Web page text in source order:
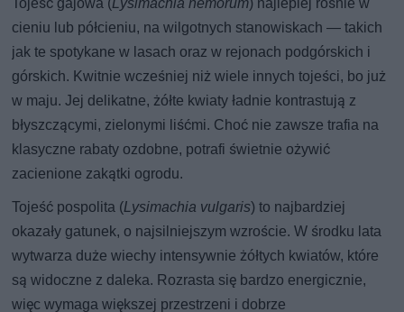
cieniu lub półcieniu, na wilgotnych stanowiskach — takich
jak te spotykane w lasach oraz w rejonach podgórskich i
górskich. Kwitnie wcześniej niż wiele innych tojeści, bo już
w maju. Jej delikatne, żółte kwiaty ładnie kontrastują z
błyszczącymi, zielonymi liśćmi. Choć nie zawsze trafia na
klasyczne rabaty ozdobne, potrafi świetnie ożywić
zacienione zakątki ogrodu.
Tojeść pospolita (Lysimachia vulgaris) to najbardziej
okazały gatunek, o najsilniejszym wzroście. W środku lata
wytwarza duże wiechy intensywnie żółtych kwiatów, które
są widoczne z daleka. Rozrasta się bardzo energicznie,
więc wymaga większej przestrzeni i dobrze